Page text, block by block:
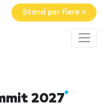
Stand per fiere »
2027